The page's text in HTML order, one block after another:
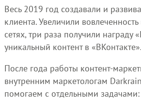
Весь 2019 год создавали и
клиента. Увеличили
сетях, три раза получили награду
уникальный контент в «ВКонтакте».
После года работы контент-
внутренним маркетологам
помогаем с отдельными